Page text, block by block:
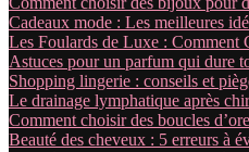
Cadeaux mode : Les meilleures
Les Foulards de Luxe : Comment
Astuces pour un parfum qui dure
Shopping lingerie : conseils et
Le drainage lymphatique après
Comment choisir des boucles
Beauté des cheveux : 5 erreurs à